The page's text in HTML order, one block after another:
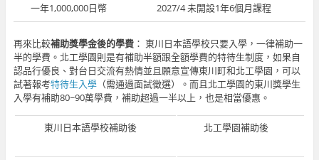
一年1,000,000日幣 2027/4 未開設1年6個月課程
再來比較補助獎學金後的學費： 東川日本語學校只要入學，一律補助一
半的學費。北工學園則是有補助半額跟全額學費的特待生制度，如果自
認品行優良、對台日交流有熱情並且願意宣傳東川町和北工學園，可以
試著報考特待生入學（需通過面試徵選）。而且北工學園的東川獎學生
入學有補助80~90萬學費，補助超過一半以上，也是相當優惠。
東川日本語學校補助後 北工學園補助後